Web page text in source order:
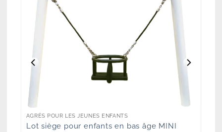
AGRÈS POUR LES JEUNES ENFANTS
Lot siège pour enfants en bas âge MINI